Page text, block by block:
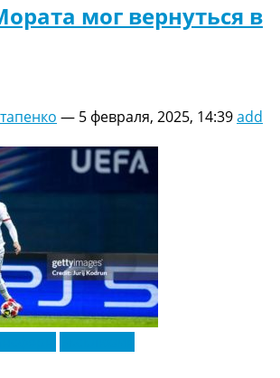
мог вернуться в
— 5 февраля, 2025, 14:39add